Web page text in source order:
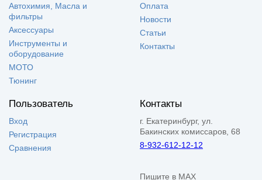
Автохимия, Масла и
фильтры
Аксессуары
Инструменты и
оборудование
МОТО
Тюнинг
Оплата
Новости
Статьи
Контакты
Пользователь
Вход
Регистрация
Сравнения
Контакты
г. Екатеринбург, ул.
Бакинских комиссаров, 68
8-932-612-12-12
Пишите в MAX